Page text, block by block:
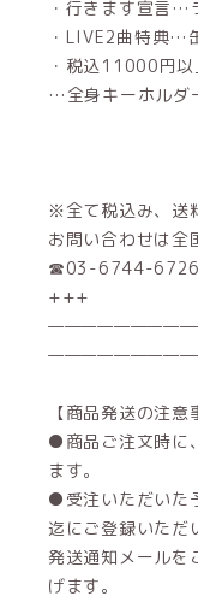
・行きます宣言…
・LIVE2曲特典…
・税込11000円
…全身キーホルダ
※全て税込み、送
お問い合わせは全
☎03-6744-
+++
【商品発送の注意
●商品ご注文時に
ます。
●受注いただいた
迄にご登録いただ
発送通知メールを
げます。